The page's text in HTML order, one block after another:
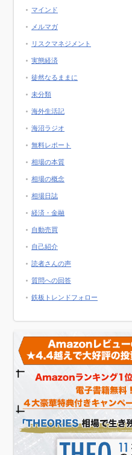
マインド
メルマガ
リスクマネジメント
実態経済
徒然なるままに
未分類
海外生活記
海沼ラジオ
無料レポート
相場の本質
相場の概念
相場日誌
経済・金融
自動売買
自己紹介
読者さんの声
質問への回答
鉄板トレンドフォロー